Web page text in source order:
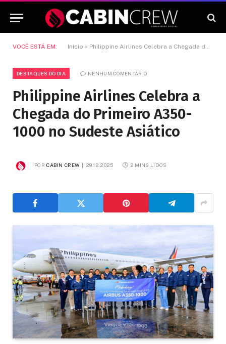
VOCÊ ESTÁ EM: Início » Philippine Airlines Celebra a Chegada do Primeiro A350-1000 no Sudeste Asiático
DESTAQUES DO DIA NENHUM COMENTÁRIO
Philippine Airlines Celebra a
Chegada do Primeiro A350-
1000 no Sudeste Asiático
POR CABIN CREW 29.12.2025 2 MINS LIDOS